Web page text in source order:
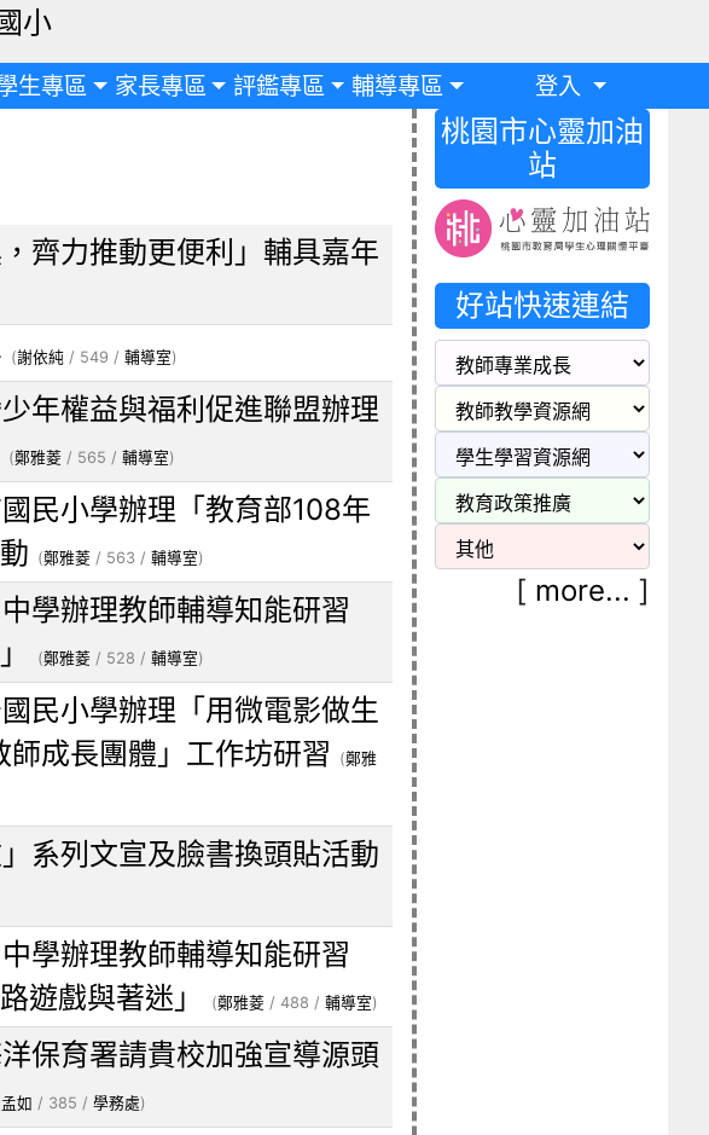
生專區 家長專區 評鑑專區 輔導專區 登入
，齊力推動更便利」輔具嘉年
(謝依純 / 549 /輔導室)
年權益與福利促進聯盟辦理
(鄭雅菱 / 565 / 輔導室)
民小學辦理「教育部108年
(鄭雅菱 / 563 / 輔導室)
學辦理教師輔導知能研習
(鄭雅菱 / 528 / 輔導室)
民小學辦理「用微電影做生
成長團體」工作坊研習
(鄭雅
」系列文宣及臉書換頭貼活動
學辦理教師輔導知能研習
遊戲與著迷」
(鄭雅菱 / 488 / 輔導室)
保育署請貴校加強宣導源頭
如 / 385 / 學務處)
桃園市心靈加油
站
好站快速連結
[ more... ]